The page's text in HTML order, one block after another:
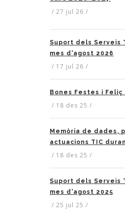
/ 27 jul 26 /
Suport dels Serveis
mes d'agost 2026
/ 17 jul 26 /
Bones Festes i Feliç
/ 18 des 25 /
Memòria de dades,
actuacions TIC
/ 18 des 25 /
Suport dels Serveis
mes d'agost 2025
/ 25 jul 25 /